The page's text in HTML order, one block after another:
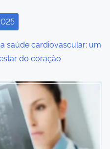
saúde cardiovascular: um
do coração